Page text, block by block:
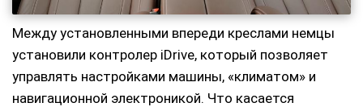
Между установленными впереди креслами немцы
установили контролер iDrive, который позволяет
управлять настройками машины, «климатом» и
навигационной электроникой. Что касается